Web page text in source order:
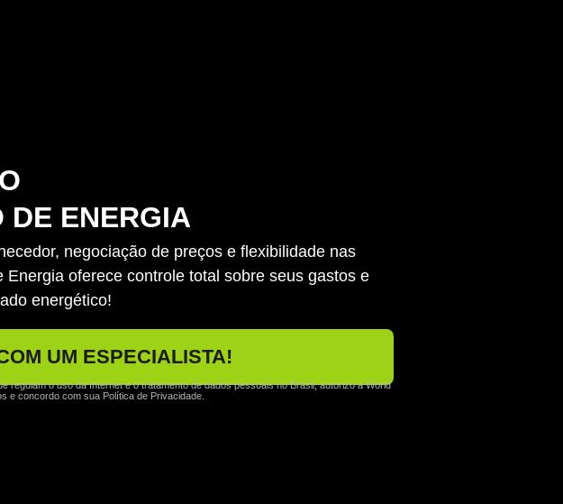
DE ENERGIA
negociação de preços e flexibilidade nas
oferece controle total sobre seus gastos e
energético!
UM ESPECIALISTA!
regulam o uso da Internet e o tratamento de dados pessoais no Brasil, autorizo a World
e concordo com sua Política de Privacidade.